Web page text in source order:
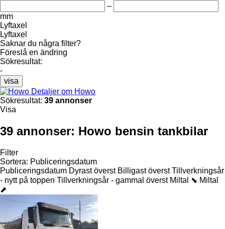
–
mm
Lyftaxel
Lyftaxel
Saknar du några filter?
Föreslå en ändring
Sökresultat:
-
visa
Detaljer om Howo
Sökresultat: 39 annonser
Visa
39 annonser: Howo bensin tankbilar
Filter
Sortera: Publiceringsdatum
Publiceringsdatum Dyrast överst Billigast överst Tillverkningsår
- nytt på toppen Tillverkningsår - gammal överst Miltal ⬊ Miltal
⬈